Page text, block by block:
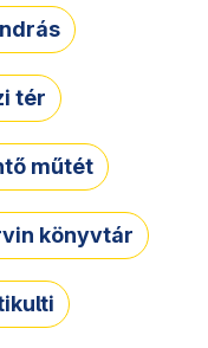
tér
műtét
könyvtár